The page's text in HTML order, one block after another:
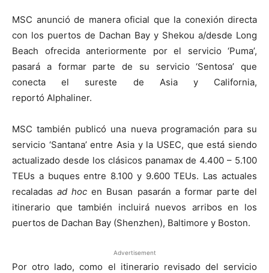
MSC anunció de manera oficial que la conexión directa
con los puertos de Dachan Bay y Shekou a/desde Long
Beach ofrecida anteriormente por el servicio ‘Puma’,
pasará a formar parte de su servicio ‘Sentosa’ que
conecta el sureste de Asia y California,
reportó Alphaliner.
MSC también publicó una nueva programación para su
servicio ‘Santana’ entre Asia y la USEC, que está siendo
actualizado desde los clásicos panamax de 4.400 – 5.100
TEUs a buques entre 8.100 y 9.600 TEUs. Las actuales
recaladasad hocen Busan pasarán a formar parte del
itinerario que también incluirá nuevos arribos en los
puertos de Dachan Bay (Shenzhen), Baltimore y Boston.
Advertisement
Por otro lado, como el itinerario revisado del servicio